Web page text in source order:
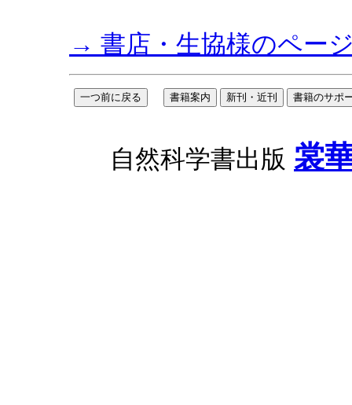
→ 書店・生協様のペー
自然科学書出版 裳